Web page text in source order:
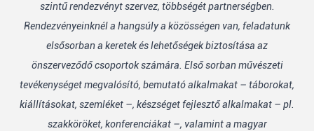
szintű rendezvényt szervez, többségét partnerségben.
Rendezvényeinknél a hangsúly a közösségen van, feladatunk
elsősorban a keretek és lehetőségek biztosítása az
önszerveződő csoportok számára. Első sorban művészeti
tevékenységet megvalósító, bemutató alkalmakat – táborokat,
kiállításokat, szemléket –, készséget fejlesztő alkalmakat – pl.
szakköröket, konferenciákat –, valamint a magyar